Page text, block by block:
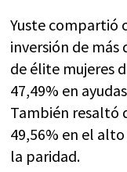
Yuste compartió
inversión de más
de élite mujeres
47,49% en
También resaltó
49,56% en el
la paridad.